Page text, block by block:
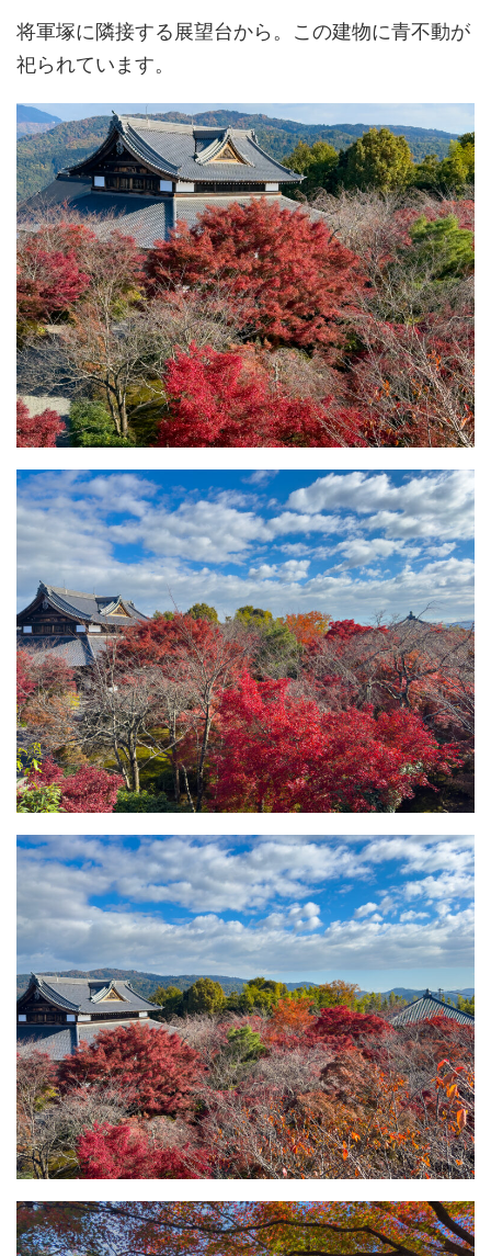
将軍塚に隣接する展望台から。この建物に青不動が
祀られています。